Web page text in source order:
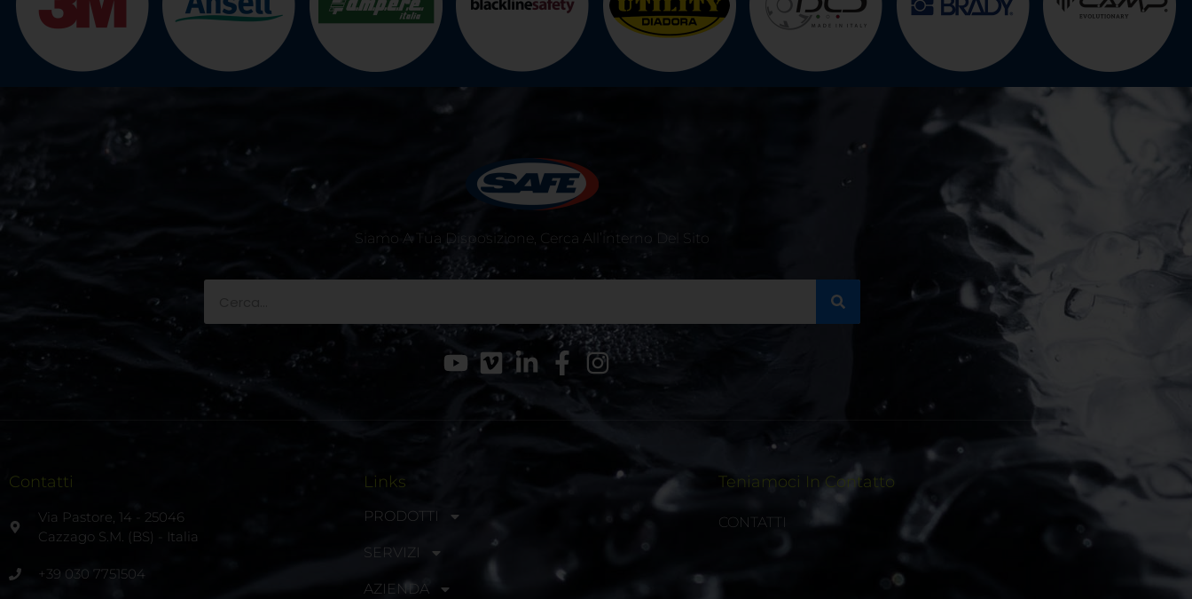
Siamo A Tua Disposizione, Cerca All’interno Del Sito
Contatti
Via Pastore, 14 - 25046
Cazzago S.M. (BS) - Italia
+39 030 7751504
Links
PRODOTTI
SERVIZI
AZIENDA
Teniamoci In Contatto
CONTATTI